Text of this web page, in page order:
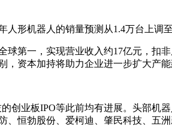
形机器人的销量预测从1.4万台上调
第一，实现营业收入约17亿元，扣
资本加持将助力企业进一步扩大产
创业板IPO等此前均有进展。头部机
恒勃股份、爱柯迪、肇民科技、五